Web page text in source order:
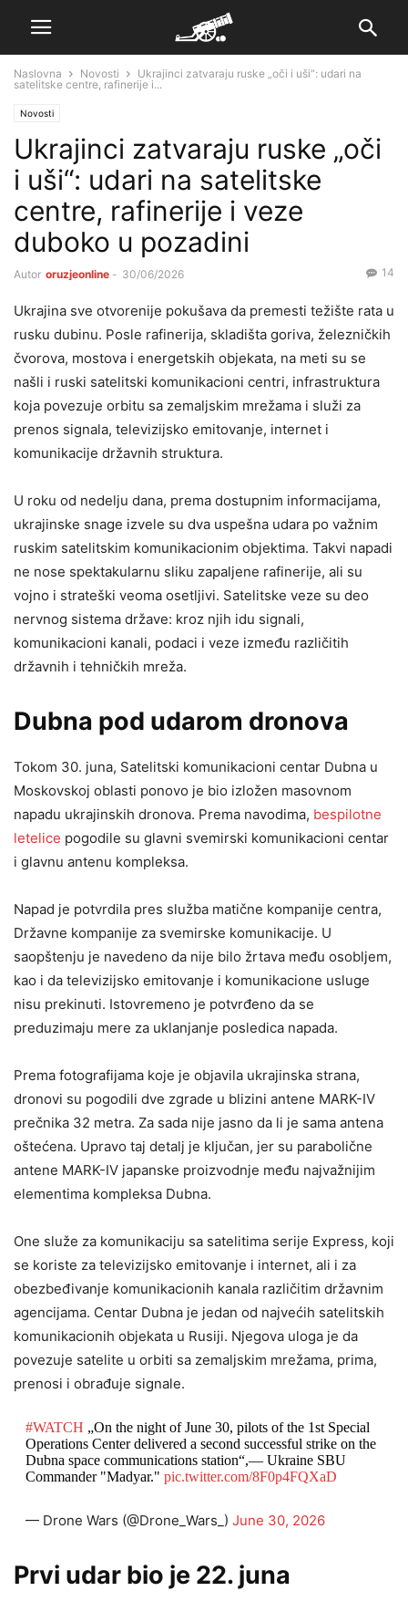
Naslovna Novosti
Ukrajinci zatvaraju ruske „oči i uši“: udari na
satelitske centre, rafinerije i...
Novosti
Ukrajinci zatvaraju ruske „oči
i uši“: udari na satelitske
centre, rafinerije i veze
duboko u pozadini
Autor oruzjeonline - 30/06/2026 14
Ukrajina sve otvorenije pokušava da premesti težište rata u
rusku dubinu. Posle rafinerija, skladišta goriva, železničkih
čvorova, mostova i energetskih objekata, na meti su se
našli i ruski satelitski komunikacioni centri, infrastruktura
koja povezuje orbitu sa zemaljskim mrežama i služi za
prenos signala, televizijsko emitovanje, internet i
komunikacije državnih struktura.
U roku od nedelju dana, prema dostupnim informacijama,
ukrajinske snage izvele su dva uspešna udara po važnim
ruskim satelitskim komunikacionim objektima. Takvi napadi
ne nose spektakularnu sliku zapaljene rafinerije, ali su
vojno i strateški veoma osetljivi. Satelitske veze su deo
nervnog sistema države: kroz njih idu signali,
komunikacioni kanali, podaci i veze između različitih
državnih i tehničkih mreža.
Dubna pod udarom dronova
Tokom 30. juna, Satelitski komunikacioni centar Dubna u
Moskovskoj oblasti ponovo je bio izložen masovnom
napadu ukrajinskih dronova. Prema navodima, bespilotne
letelice pogodile su glavni svemirski komunikacioni centar
i glavnu antenu kompleksa.
Napad je potvrdila pres služba matične kompanije centra,
Državne kompanije za svemirske komunikacije. U
saopštenju je navedeno da nije bilo žrtava među osobljem,
kao i da televizijsko emitovanje i komunikacione usluge
nisu prekinuti. Istovremeno je potvrđeno da se
preduzimaju mere za uklanjanje posledica napada.
Prema fotografijama koje je objavila ukrajinska strana,
dronovi su pogodili dve zgrade u blizini antene MARK-IV
prečnika 32 metra. Za sada nije jasno da li je sama antena
oštećena. Upravo taj detalj je ključan, jer su parabolične
antene MARK-IV japanske proizvodnje među najvažnijim
elementima kompleksa Dubna.
One služe za komunikaciju sa satelitima serije Express, koji
se koriste za televizijsko emitovanje i internet, ali i za
obezbeđivanje komunikacionih kanala različitim državnim
agencijama. Centar Dubna je jedan od najvećih satelitskih
komunikacionih objekata u Rusiji. Njegova uloga je da
povezuje satelite u orbiti sa zemaljskim mrežama, prima,
prenosi i obrađuje signale.
#WATCH „On the night of June 30, pilots of the 1st Special
Operations Center delivered a second successful strike on the
Dubna space communications station“,— Ukraine SBU
Commander "Madyar." pic.twitter.com/8F0p4FQXaD
— Drone Wars (@Drone_Wars_) June 30, 2026
Prvi udar bio je 22. juna